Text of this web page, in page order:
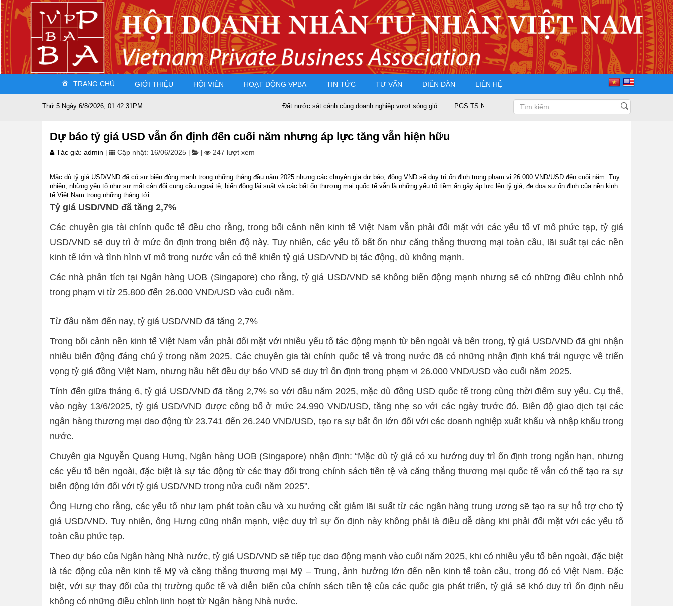
TRANG CHỦ GIỚI THIỆU HỘI VIÊN HOẠT ĐỘNG VPBA TIN TỨC TƯ VẤN DIỄN ĐÀN LIÊN HỆ
Thứ 5 Ngày 6/8/2026, 01:42:31PM Đất nước sát cánh cùng doanh nghiệp vượt sóng gió PGS.TS Nguyễn Trọng Điều tái đắc cử Chủ tịch Hội Doanh nhân Tư nhân Việt
Dự báo tỷ giá USD vẫn ổn định đến cuối năm nhưng áp lực tăng vẫn hiện hữu
Tác giả: admin Cập nhật: 16/06/2025 247 lượt xem
Mặc dù tỷ giá USD/VND đã có sự biến động mạnh trong những tháng đầu năm 2025 nhưng các chuyên gia dự báo, đồng VND sẽ duy trì ổn định trong phạm vi 26.000 VND/USD đến cuối năm. Tuy
nhiên, những yếu tố như sự mất cân đối cung cầu ngoại tệ, biến động lãi suất và các bất ổn thương mại quốc tế vẫn là những yếu tố tiềm ẩn gây áp lực lên tỷ giá, đe dọa sự ổn định của nền kinh
tế Việt Nam trong những tháng tới.
Tỷ giá USD/VND đã tăng 2,7%
Các chuyên gia tài chính quốc tế đều cho rằng, trong bối cảnh nền kinh tế Việt Nam vẫn phải đối mặt với các yếu tố vĩ mô phức tạp, tỷ giá
USD/VND sẽ duy trì ở mức ổn định trong biên độ này. Tuy nhiên, các yếu tố bất ổn như căng thẳng thương mại toàn cầu, lãi suất tại các nền
kinh tế lớn và tình hình vĩ mô trong nước vẫn có thể khiến tỷ giá USD/VND bị tác động, dù không mạnh.
Các nhà phân tích tại Ngân hàng UOB (Singapore) cho rằng, tỷ giá USD/VND sẽ không biến động mạnh nhưng sẽ có những điều chỉnh nhỏ
trong phạm vi từ 25.800 đến 26.000 VND/USD vào cuối năm.
Từ đầu năm đến nay, tỷ giá USD/VND đã tăng 2,7%
Trong bối cảnh nền kinh tế Việt Nam vẫn phải đối mặt với nhiều yếu tố tác động mạnh từ bên ngoài và bên trong, tỷ giá USD/VND đã ghi nhận
nhiều biến động đáng chú ý trong năm 2025. Các chuyên gia tài chính quốc tế và trong nước đã có những nhận định khá trái ngược về triển
vọng tỷ giá đồng Việt Nam, nhưng hầu hết đều dự báo VND sẽ duy trì ổn định trong phạm vi 26.000 VND/USD vào cuối năm 2025.
Tính đến giữa tháng 6, tỷ giá USD/VND đã tăng 2,7% so với đầu năm 2025, mặc dù đồng USD quốc tế trong cùng thời điểm suy yếu. Cụ thể,
vào ngày 13/6/2025, tỷ giá USD/VND được công bố ở mức 24.990 VND/USD, tăng nhẹ so với các ngày trước đó. Biên độ giao dịch tại các
ngân hàng thương mại dao động từ 23.741 đến 26.240 VND/USD, tạo ra sự bất ổn lớn đối với các doanh nghiệp xuất khẩu và nhập khẩu trong
nước.
Chuyên gia Nguyễn Quang Hưng, Ngân hàng UOB (Singapore) nhận định: “Mặc dù tỷ giá có xu hướng duy trì ổn định trong ngắn hạn, nhưng
các yếu tố bên ngoài, đặc biệt là sự tác động từ các thay đổi trong chính sách tiền tệ và căng thẳng thương mại quốc tế vẫn có thể tạo ra sự
biến động lớn đối với tỷ giá USD/VND trong nửa cuối năm 2025”.
Ông Hưng cho rằng, các yếu tố như lạm phát toàn cầu và xu hướng cắt giảm lãi suất từ các ngân hàng trung ương sẽ tạo ra sự hỗ trợ cho tỷ
giá USD/VND. Tuy nhiên, ông Hưng cũng nhấn mạnh, việc duy trì sự ổn định này không phải là điều dễ dàng khi phải đối mặt với các yếu tố
toàn cầu phức tạp.
Theo dự báo của Ngân hàng Nhà nước, tỷ giá USD/VND sẽ tiếp tục dao động mạnh vào cuối năm 2025, khi có nhiều yếu tố bên ngoài, đặc biệt
là tác động của nền kinh tế Mỹ và căng thẳng thương mại Mỹ – Trung, ảnh hưởng lớn đến nền kinh tế toàn cầu, trong đó có Việt Nam. Đặc
biệt, với sự thay đổi của thị trường quốc tế và diễn biến của chính sách tiền tệ của các quốc gia phát triển, tỷ giá sẽ khó duy trì ổn định nếu
không có những điều chỉnh linh hoạt từ Ngân hàng Nhà nước.